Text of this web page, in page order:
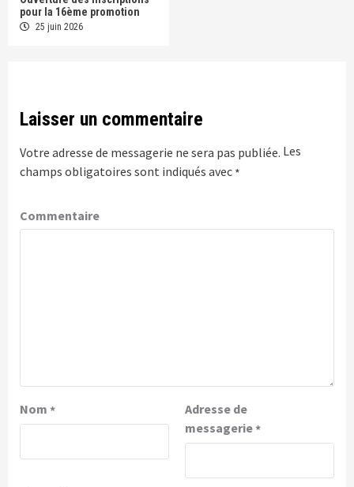
pour la 16ème promotion
25 juin 2026
Laisser un commentaire
Votre adresse de messagerie ne sera pas publiée. Les
champs obligatoires sont indiqués avec *
Commentaire
Nom *
Adresse de
messagerie*